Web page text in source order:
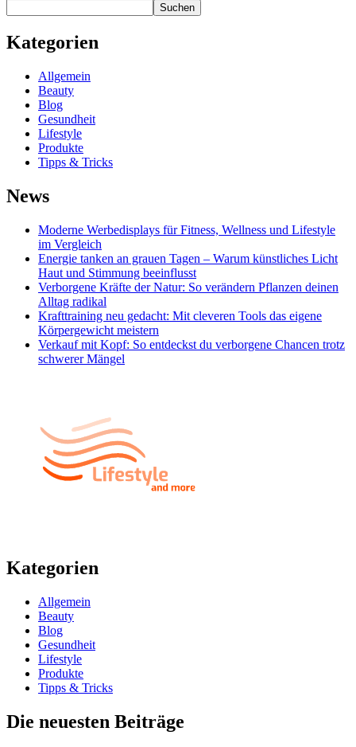
Suchen
Kategorien
Allgemein
Beauty
Blog
Gesundheit
Lifestyle
Produkte
Tipps & Tricks
News
Moderne Werbedisplays für Fitness, Wellness und Lifestyle
im Vergleich
Energie tanken an grauen Tagen – Warum künstliches Licht
Haut und Stimmung beeinflusst
Verborgene Kräfte der Natur: So verändern Pflanzen deinen
Alltag radikal
Krafttraining neu gedacht: Mit cleveren Tools das eigene
Körpergewicht meistern
Verkauf mit Kopf: So entdeckst du verborgene Chancen trotz
schwerer Mängel
Kategorien
Allgemein
Beauty
Blog
Gesundheit
Lifestyle
Produkte
Tipps & Tricks
Die neuesten Beiträge